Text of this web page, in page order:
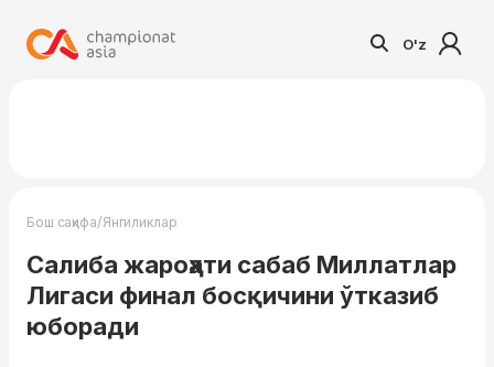
O'z
Бош саҳифа/Янгиликлар
Салиба жароҳати сабаб Миллатлар
Лигаси финал босқичини ўтказиб
юборади